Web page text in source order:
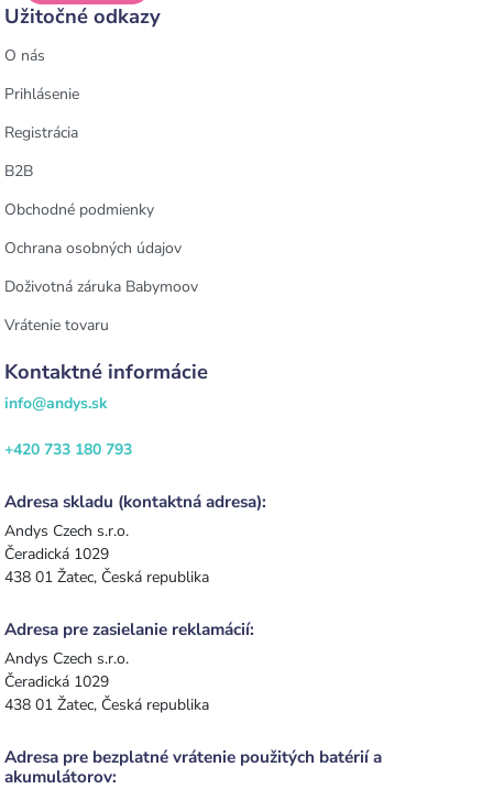
Užitočné odkazy
O nás
Prihlásenie
Registrácia
B2B
Obchodné podmienky
Ochrana osobných údajov
Doživotná záruka Babymoov
Vrátenie tovaru
Kontaktné informácie
info@andys.sk
+420 733 180 793
Adresa skladu (kontaktná adresa):
Andys Czech s.r.o.
Čeradická 1029
438 01 Žatec, Česká republika
Adresa pre zasielanie reklamácií:
Andys Czech s.r.o.
Čeradická 1029
438 01 Žatec, Česká republika
Adresa pre bezplatné vrátenie použitých batérií a
akumulátorov: